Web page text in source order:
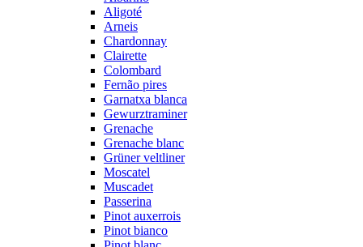
Aligoté
Arneis
Chardonnay
Clairette
Colombard
Fernão pires
Garnatxa blanca
Gewurztraminer
Grenache
Grenache blanc
Grüner veltliner
Moscatel
Muscadet
Passerina
Pinot auxerrois
Pinot bianco